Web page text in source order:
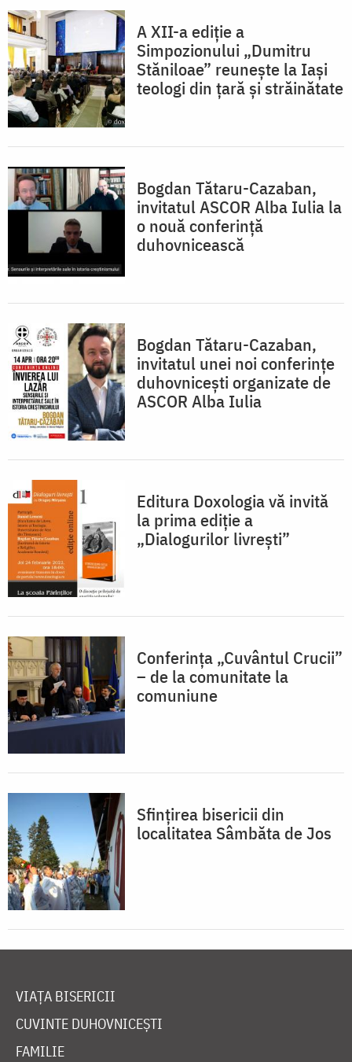
A XII-a ediție a
Simpozionului „Dumitru
Stăniloae” reunește la Iași
teologi din țară și străinătate
Bogdan Tătaru-Cazaban,
invitatul ASCOR Alba Iulia la
o nouă conferință
duhovnicească
Bogdan Tătaru-Cazaban,
invitatul unei noi conferințe
duhovnicești organizate de
ASCOR Alba Iulia
Editura Doxologia vă invită
la prima ediție a
„Dialogurilor livrești”
Conferința „Cuvântul Crucii”
– de la comunitate la
comuniune
Sfințirea bisericii din
localitatea Sâmbăta de Jos
VIAȚA BISERICII
CUVINTE DUHOVNICEȘTI
FAMILIE